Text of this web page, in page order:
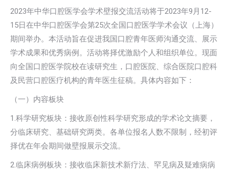
2023年中华口腔医学会学术壁报交流活动将于2023年9月12-
15日在中华口腔医学会第25次全国口腔医学学术会议（上海）
期间举办。本活动旨在促进我国口腔青年医师沟通交流、展示
学术成果和优秀病例。活动将择优激励个人和组织单位。现面
向全国口腔医学院校在读研究生，口腔医院、综合医院口腔科
及民营口腔医疗机构的青年医生征稿。具体内容如下：
（一）内容板块
1.科学研究板块：接收原创性科学研究形成的学术论文摘要，
分临床研究、基础研究两类。各单位报名人数不限制，经初评
择优在年会期间做壁报展示交流。
2.临床病例板块：接收临床新技术新疗法、罕见病及疑难病病